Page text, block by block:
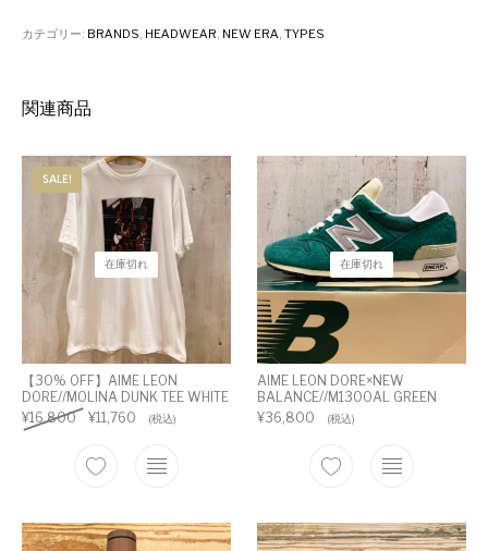
カテゴリー: BRANDS HEADWEAR NEW ERA ,TYPES
関連商品
SALE!
在庫切れ
【30% OFF】AIME LEON
DORE//MOLINA DUNK TEE WHITE
¥16,800 ¥11,760 (税込)
在庫切れ
AIME LEON DORE×NEW
BALANCE//M1300AL GREEN
¥36,800 (税込)